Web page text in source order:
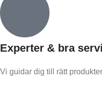
Experter & bra
Vi guidar dig till rätt produkter